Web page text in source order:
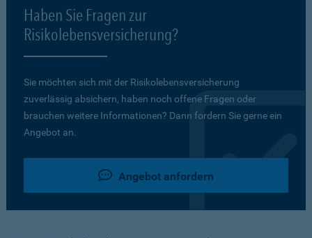
Haben Sie Fragen zur
Risikolebensversicherung?
Sie möchten sich mit der Risikolebensversicherung
zuverlässig absichern, haben noch offene Fragen oder
brauchen weitere Informationen? Dann fordern Sie gerne ein
Angebot an.
Angebot anfordern